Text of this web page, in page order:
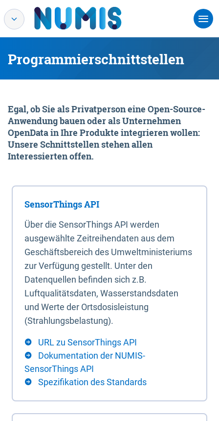
Programmierschnittstellen
Egal, ob Sie als Privatperson eine Open-Source-
Anwendung bauen oder als Unternehmen
OpenData in Ihre Produkte integrieren wollen:
Unsere Schnittstellen stehen allen
Interessierten offen.
SensorThings API
Über die SensorThings API werden
ausgewählte Zeitreihendaten aus dem
Geschäftsbereich des Umweltministeriums
zur Verfügung gestellt. Unter den
Datenquellen befinden sich z.B.
Luftqualitätsdaten, Wasserstandsdaten
und Werte der Ortsdosisleistung
(Strahlungsbelastung).
URL zu SensorThings API
Dokumentation der NUMIS-
SensorThings API
Spezifikation des Standards